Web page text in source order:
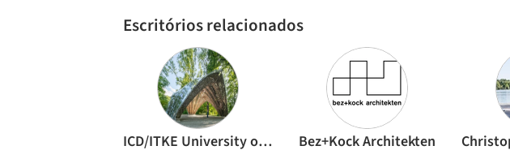
Escritórios relacionados
ICD/ITKE University of Stuttgart Bez+Kock Architekten